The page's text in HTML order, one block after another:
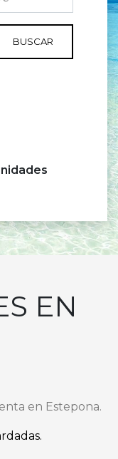
BUSCAR
EN
en Estepona.